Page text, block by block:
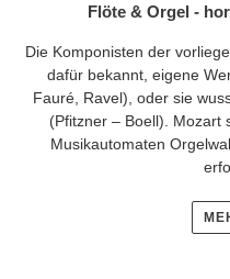
Flöte & Orgel -
Die Komponisten der
dafür bekannt, eigene
Fauré, Ravel), oder sie
(Pfitzner – Boell). Mozart
Musikautomaten